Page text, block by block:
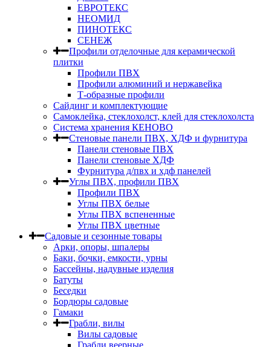
ЕВРОТЕКС
НЕОМИД
ПИНОТЕКС
СЕНЕЖ
Профили отделочные для керамической
плитки
Профили ПВХ
Профили алюминий и нержавейка
Т-образные профили
Сайдинг и комплектующие
Самоклейка, стеклохолст, клей для стеклохолста
Система хранения КЕНОВО
Стеновые панели ПВХ, ХДФ и фурнитура
Панели стеновые ПВХ
Панели стеновые ХДФ
Фурнитура д/пвх и хдф панелей
Углы ПВХ, профили ПВХ
Профили ПВХ
Углы ПВХ белые
Углы ПВХ вспененные
Углы ПВХ цветные
Садовые и сезонные товары
Арки, опоры, шпалеры
Баки, бочки, емкости, урны
Бассейны, надувные изделия
Батуты
Беседки
Бордюры садовые
Гамаки
Грабли, вилы
Вилы садовые
Грабли веерные